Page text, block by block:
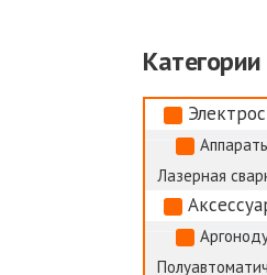
Категории
Лазерная